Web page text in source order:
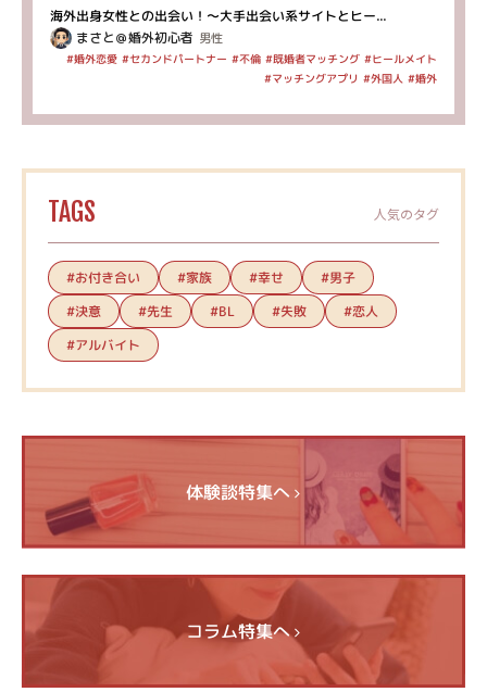
海外出身女性との出会い！～大手出会い系サイトとヒー...
まさと＠婚外初心者 男性
#婚外恋愛 #セカンドパートナー #不倫 #既婚者マッチング #ヒールメイト
#マッチングアプリ #外国人 #婚外
TAGS 人気のタグ
#お付き合い #家族 #幸せ
#男子
#決意
#先生 #BL #失敗 #恋人
#アルバイト
体験談特集へ
コラム特集へ